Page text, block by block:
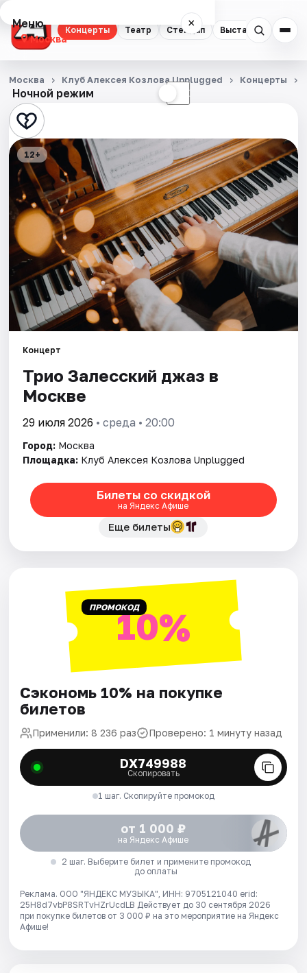
Концерты Театр Стендап Выставки
Меню ×
Москва
Концерты
Театр
Стендап
Выставки
Квесты
Экскурсии
Спорт
События
Площадки
Артисты
Ночной режим ☾
Москва Клуб Алексея Козлова Unplugged Концерты
12+
Концерт
Трио Залесский джаз в
Москве
29 июля 2026 • среда • 20:00
Город: Москва
Площадка: Клуб Алексея Козлова Unplugged
Билеты со скидкой
на Яндекс Афише
Еще билеты
ПРОМОКОД10%
Сэкономь 10% на покупке
билетов
Применили: 8 236 раз Проверено: 1 минуту назад
DX749988
Скопировать
1 шаг. Скопируйте промокод
от 1 000 ₽
на Яндекс Афише
2 шаг. Выберите билет и примените промокод
до оплаты
Реклама. ООО "ЯНДЕКС МУЗЫКА", ИНН: 9705121040 erid:
25H8d7vbP8SRTvHZrUcdLB Действует до 30 сентября 2026
при покупке билетов от 3 000 ₽ на это мероприятие на Яндекс
Афише!